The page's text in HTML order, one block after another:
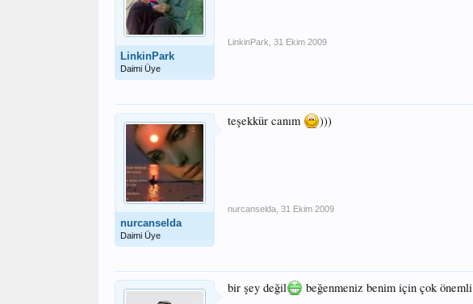
LinkinPark
Daimi Üye
LinkinPark 31 Ekim 2009
nurcanselda
Daimi Üye
teşekkür canım )))
nurcanselda 31 Ekim 2009
bir şey değil beğenmeniz benim için çok önemli